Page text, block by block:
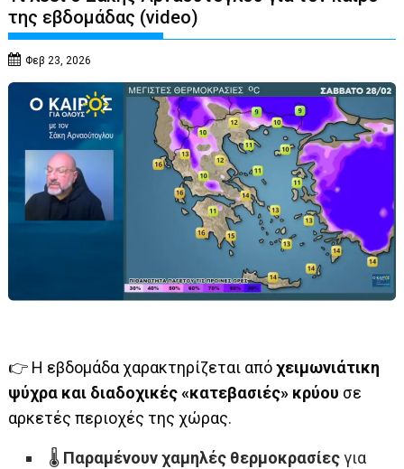
της εβδομάδας (video)
Φεβ 23, 2026
👉 Η εβδομάδα χαρακτηρίζεται απόχειμωνιάτικη
ψύχρα και διαδοχικές «κατεβασιές» κρύου σε
αρκετές περιοχές της χώρας.
🌡️ Παραμένουν χαμηλές θερμοκρασίεςγια